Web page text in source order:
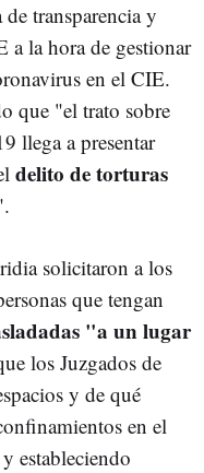
transparencia y
la hora de gestionar
en el CIE.
que "el trato sobre
llega a presentar
delito de torturas
solicitaron a los
que tengan
"a un lugar
los Juzgados de
y de qué
en el
estableciendo